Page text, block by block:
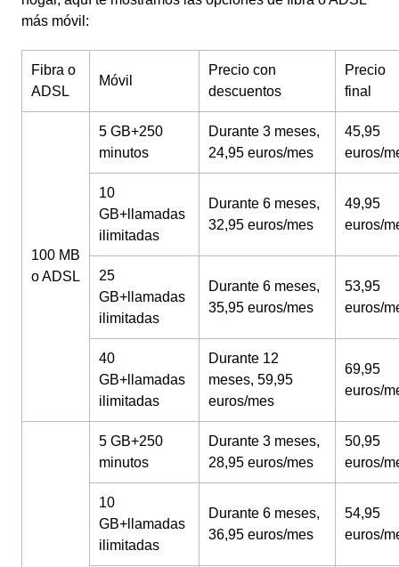
más móvil:
Fibra o
ADSL
Móvil
Precio con
descuentos
Precio
final
100 MB
o ADSL
5 GB+250
minutos
Durante 3 meses,
24,95 euros/mes
45,95
euros/
10
GB+llamadas
ilimitadas
Durante 6 meses,
32,95 euros/mes
49,95
euros/
25
GB+llamadas
ilimitadas
Durante 6 meses,
35,95 euros/mes
53,95
euros/
40
GB+llamadas
ilimitadas
Durante 12
meses, 59,95
euros/mes
69,95
euros/
5 GB+250
minutos
Durante 3 meses,
28,95 euros/mes
50,95
euros/
10
GB+llamadas
ilimitadas
Durante 6 meses,
36,95 euros/mes
54,95
euros/